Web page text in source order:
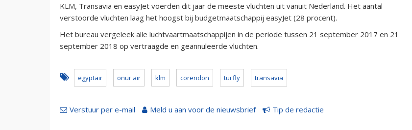
KLM, Transavia en easyJet voerden dit jaar de meeste vluchten uit vanuit Nederland. Het aantal
verstoorde vluchten laag het hoogst bij budgetmaatschappij easyJet (28 procent).
Het bureau vergeleek alle luchtvaartmaatschappijen in de periode tussen 21 september 2017 en 21
september 2018 op vertraagde en geannuleerde vluchten.
egyptair onur air klm corendon tui fly transavia
Verstuur per e-mail Meld u aan voor de nieuwsbrief Tip de redactie